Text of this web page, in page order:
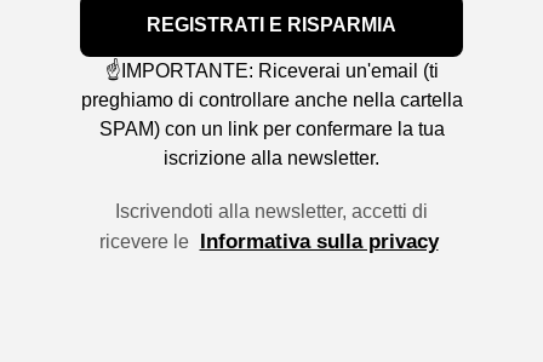
REGISTRATI E RISPARMIA
☝️IMPORTANTE: Riceverai un'email (ti
preghiamo di controllare anche nella cartella
SPAM) con un link per confermare la tua
iscrizione alla newsletter.
Iscrivendoti alla newsletter, accetti di
ricevere le Informativa sulla privacy